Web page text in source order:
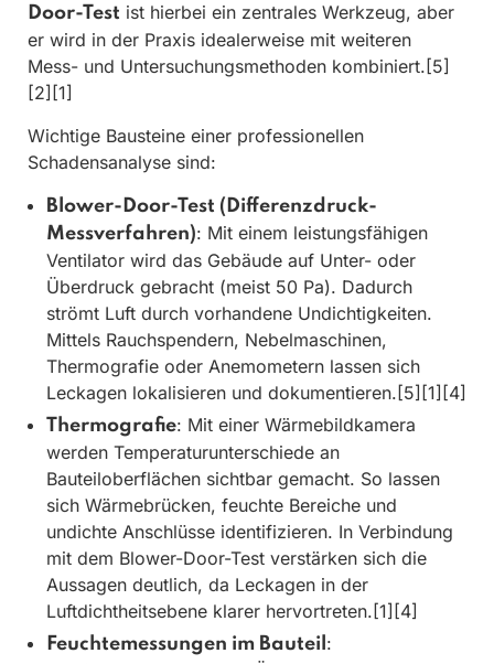
Door-Test ist hierbei ein zentrales Werkzeug, aber
er wird in der Praxis idealerweise mit weiteren
Mess- und Untersuchungsmethoden kombiniert.[5]
[2][1]
Wichtige Bausteine einer professionellen
Schadensanalyse sind:
Blower-Door-Test (Differenzdruck-
Messverfahren): Mit einem leistungsfähigen
Ventilator wird das Gebäude auf Unter- oder
Überdruck gebracht (meist 50 Pa). Dadurch
strömt Luft durch vorhandene Undichtigkeiten.
Mittels Rauchspendern, Nebelmaschinen,
Thermografie oder Anemometern lassen sich
Leckagen lokalisieren und dokumentieren.[5][1][4]
Thermografie: Mit einer Wärmebildkamera
werden Temperaturunterschiede an
Bauteiloberflächen sichtbar gemacht. So lassen
sich Wärmebrücken, feuchte Bereiche und
undichte Anschlüsse identifizieren. In Verbindung
mit dem Blower-Door-Test verstärken sich die
Aussagen deutlich, da Leckagen in der
Luftdichtheitsebene klarer hervortreten.[1][4]
Feuchtemessungen im Bauteil :